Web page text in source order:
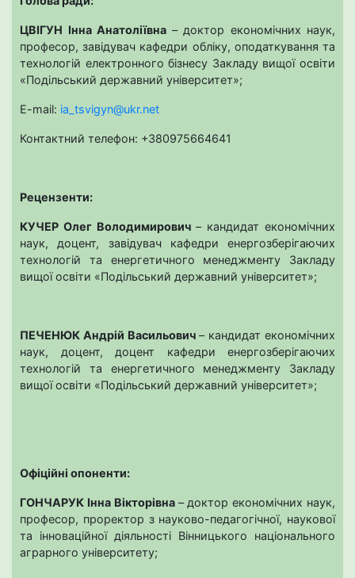
ЦВІГУН Інна Анатоліївна – доктор економічних наук,
професор, завідувач кафедри обліку, оподаткування та
технологій електронного бізнесу Закладу вищої освіти
«Подільський державний університет»;
E-mail: ia_tsvigyn@ukr.net
Контактний телефон: +380975664641
Рецензенти:
КУЧЕР Олег Володимирович– кандидат економічних
наук, доцент, завідувач кафедри енергозберігаючих
технологій та енергетичного менеджменту Закладу
вищої освіти «Подільський державний університет»;
ПЕЧЕНЮК Андрій Васильович– кандидат економічних
наук, доцент, доцент кафедри енергозберігаючих
технологій та енергетичного менеджменту Закладу
вищої освіти «Подільський державний університет»;
Офіційні опоненти:
ГОНЧАРУК Інна Вікторівна – доктор економічних наук,
професор, проректор з науково-педагогічної, наукової
та інноваційної діяльності Вінницького національного
аграрного університету;